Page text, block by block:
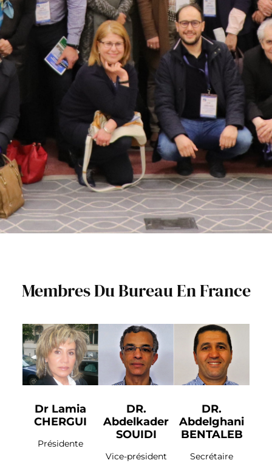
Membres Du Bureau En France
Dr Lamia
CHERGUI
Présidente
DR.
Abdelkader
SOUIDI
Vice-président
DR.
Abdelghani
BENTALEB
Secrétaire